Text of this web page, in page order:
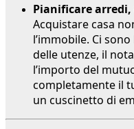
Pianificare
Acquistare casa
l’immobile. Ci
delle utenze, il
l’importo del
completamente il
un cuscinetto di